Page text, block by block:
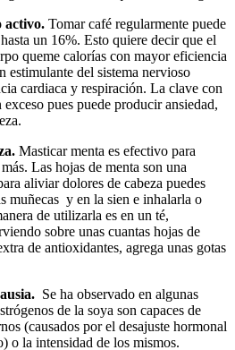
activo. Tomar café regularmente puede
un 16%. Esto quiere decir que el
queme calorías con mayor eficiencia
estimulante del sistema nervioso
cardiaca y respiración. La clave con
pues puede producir ansiedad,
Masticar menta es efectivo para
Las hojas de menta son una
aliviar dolores de cabeza puedes
muñecas y en la sien e inhalarla o
de utilizarla es en un té,
sobre unas cuantas hojas de
de antioxidantes, agrega unas gotas
Se ha observado en algunas
de la soya son capaces de
(causados por el desajuste hormonal
o la intensidad de los mismos.